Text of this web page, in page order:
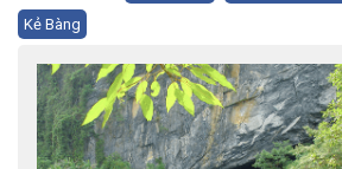
Kẻ Bàng